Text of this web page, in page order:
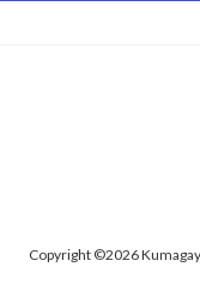
Copyright ©2026